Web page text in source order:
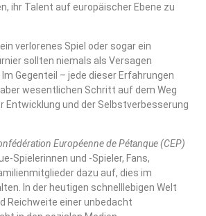
ihr Talent auf europäischer Ebene zu
verlorenes Spiel oder sogar ein
sollten niemals als Versagen
Gegenteil – jede dieser Erfahrungen
wesentlichen Schritt auf dem Weg
Entwicklung und der Selbstverbesserung
Européenne de Pétanque (CEP)
Spielerinnen und -Spieler, Fans,
dazu auf, dies im
In der heutigen schnelllebigen Welt
Reichweite einer unbedacht